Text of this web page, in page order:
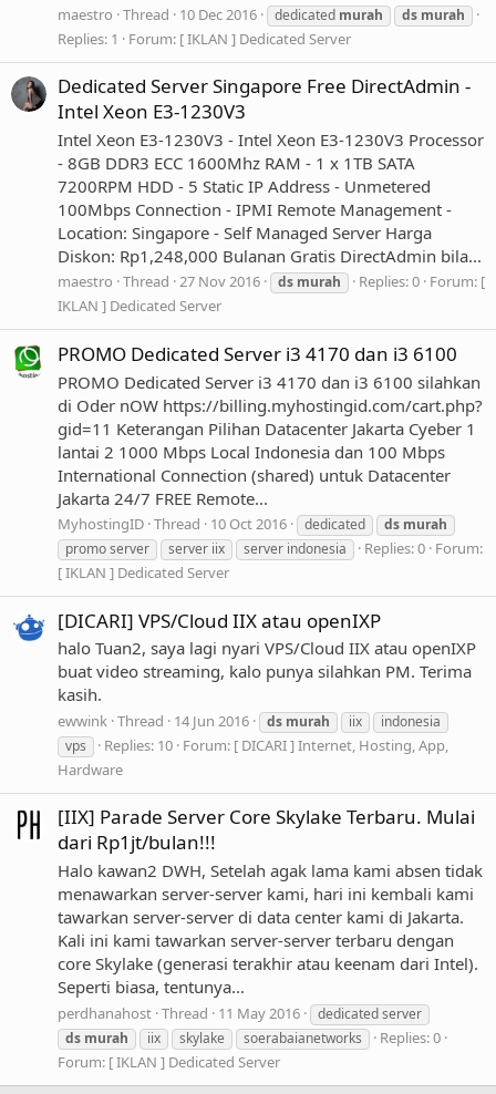
maestro Thread 10 Dec 2016 dedicated murah ds murah
Replies: 1 Forum: [ IKLAN ] Dedicated Server
Dedicated Server Singapore Free DirectAdmin -
Intel Xeon E3-1230V3
Intel Xeon E3-1230V3 - Intel Xeon E3-1230V3 Processor
- 8GB DDR3 ECC 1600Mhz RAM - 1 x 1TB SATA
7200RPM HDD - 5 Static IP Address - Unmetered
100Mbps Connection - IPMI Remote Management -
Location: Singapore - Self Managed Server Harga
Diskon: Rp1,248,000 Bulanan Gratis DirectAdmin bila...
maestro Thread 27 Nov 2016 ds murah Replies: 0 Forum: [
IKLAN ] Dedicated Server
PROMO Dedicated Server i3 4170 dan i3 6100
PROMO Dedicated Server i3 4170 dan i3 6100 silahkan
di Oder nOW https://billing.myhostingid.com/cart.php?
gid=11 Keterangan Pilihan Datacenter Jakarta Cyeber 1
lantai 2 1000 Mbps Local Indonesia dan 100 Mbps
International Connection (shared) untuk Datacenter
Jakarta 24/7 FREE Remote...
MyhostingID Thread 10 Oct 2016 dedicated ds murah
promo server
server iix server indonesia Replies: 0 Forum:
[ IKLAN ] Dedicated Server
[DICARI] VPS/Cloud IIX atau openIXP
halo Tuan2, saya lagi nyari VPS/Cloud IIX atau openIXP
buat video streaming, kalo punya silahkan PM. Terima
kasih.
ewwink Thread 14 Jun 2016 ds murah iix
indonesia
vps
Replies: 10 Forum: [ DICARI ] Internet, Hosting, App,
Hardware
[IIX] Parade Server Core Skylake Terbaru. Mulai
dari Rp1jt/bulan!!!
Halo kawan2 DWH, Setelah agak lama kami absen tidak
menawarkan server-server kami, hari ini kembali kami
tawarkan server-server di data center kami di Jakarta.
Kali ini kami tawarkan server-server terbaru dengan
core Skylake (generasi terakhir atau keenam dari Intel).
Seperti biasa, tentunya...
perdhanahost Thread 11 May 2016
dedicated server
ds murah iix skylake soerabaianetworks
Replies: 0
Forum: [ IKLAN ] Dedicated Server